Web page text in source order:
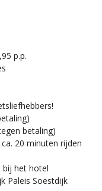
p.p.
betaling)
20 minuten rijden
bij het hotel
Paleis Soestdijk